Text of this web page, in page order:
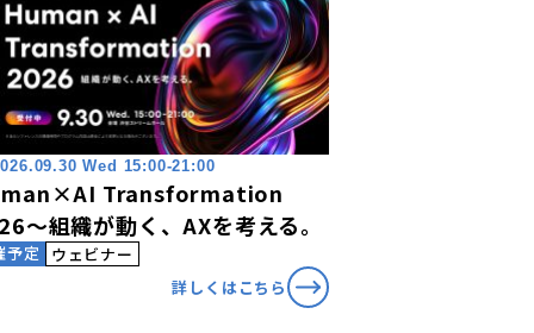
Wed 15:00-21:00
Transformation
〜組織が動く、AXを考える。
予定
ウェビナー
詳しくはこちら